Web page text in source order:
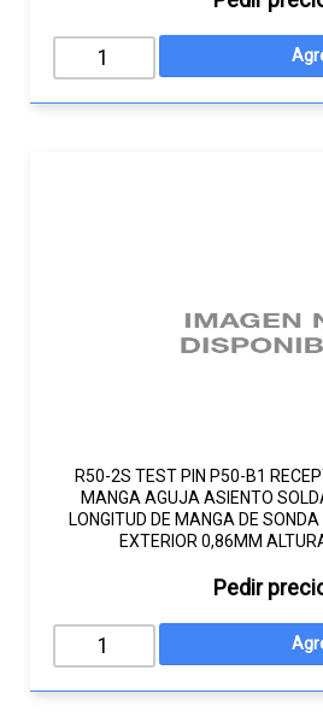
R50-2S TEST PIN P50-B1
MANGA AGUJA ASIENTO
LONGITUD DE MANGA DE
EXTERIOR 0,86MM
Pedir